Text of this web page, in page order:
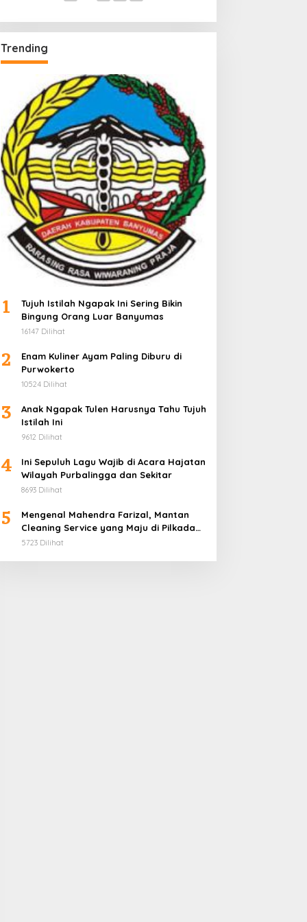
Trending
1
Tujuh Istilah Ngapak Ini Sering Bikin
Bingung Orang Luar Banyumas
16147 Dilihat
2
Enam Kuliner Ayam Paling Diburu di
Purwokerto
10524 Dilihat
3
Anak Ngapak Tulen Harusnya Tahu Tujuh
Istilah Ini
9612 Dilihat
4
Ini Sepuluh Lagu Wajib di Acara Hajatan
Wilayah Purbalingga dan Sekitar
8693 Dilihat
5
Mengenal Mahendra Farizal, Mantan
Cleaning Service yang Maju di Pilkada
Purbalingga
5723 Dilihat